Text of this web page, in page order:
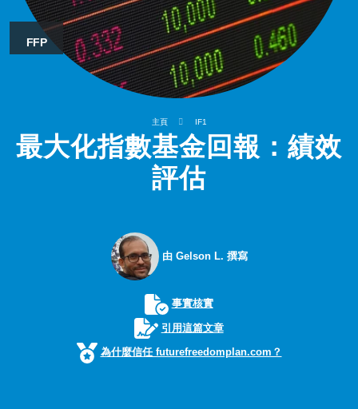
FFP
主頁 IF1
最大化指數基金回報：績效
評估
由 Gelson L. 撰寫
事實核實
引用這篇文章
為什麼信任 futurefreedomplan.com？